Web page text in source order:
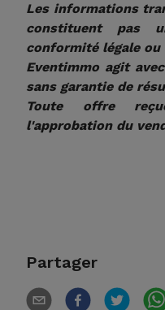
Les informations
constituent pas
conformité légale
Eventimmo agit
sans garantie de
Toute offre
l'approbation du
Partager